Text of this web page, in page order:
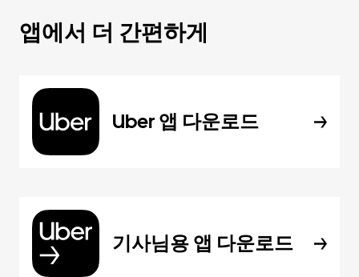
앱에서 더 간편하게
Uber 앱 다운로드
기사님용 앱 다운로드